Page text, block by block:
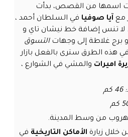
اسمها من القصص، بدأت
مع آيا صوفيا في السلطان أحمد ،
لا تنس إضافة خط نيشان تاي و
و برج غلاطة إلى وجهاتالتسوق
في هذه الطرق سترى بالفعل بازار
اميرات والمشي في الشوارع ،
من وسط المدينة.
خلال زيارة الأماكن التاريخية في